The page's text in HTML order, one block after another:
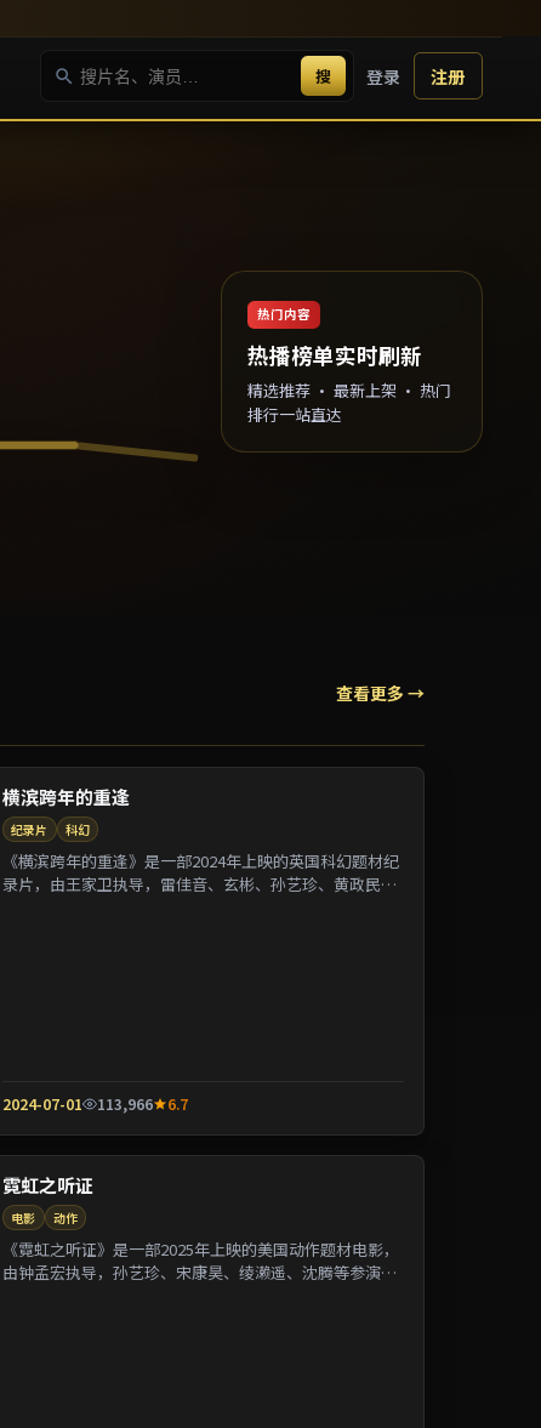
搜 登录 注册
热门内容
热播榜单实时刷新
精选推荐 · 最新上架 · 热门
排行一站直达
查看更多 →
横滨跨年的重逢
纪录片 科幻
《横滨跨年的重逢》是一部2024年上映的英国科幻题材纪
录片，由王家卫执导，雷佳音、玄彬、孙艺珍、黄政民等
2024-07-01 113,966 6.7
霓虹之听证
电影 动作
《霓虹之听证》是一部2025年上映的美国动作题材电影，
由钟孟宏执导，孙艺珍、宋康昊、绫濑遥、沈腾等参演。